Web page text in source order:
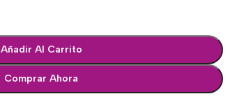
Añadir Al Carrito
Comprar Ahora